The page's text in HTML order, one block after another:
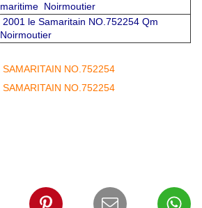
maritime Noirmoutier
2001 le Samaritain NO.752254 Qm
Noirmoutier